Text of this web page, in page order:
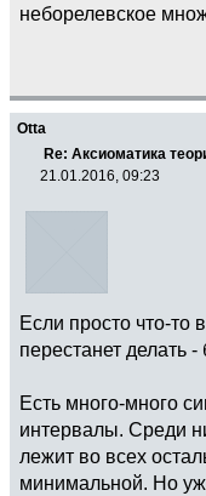
неборелевское
Otta
Re: Аксиоматика
21.01.2016, 09:23
Если просто что-то
перестанет делать
Есть много-много
интервалы. Среди
лежит во всех
минимальной. Но